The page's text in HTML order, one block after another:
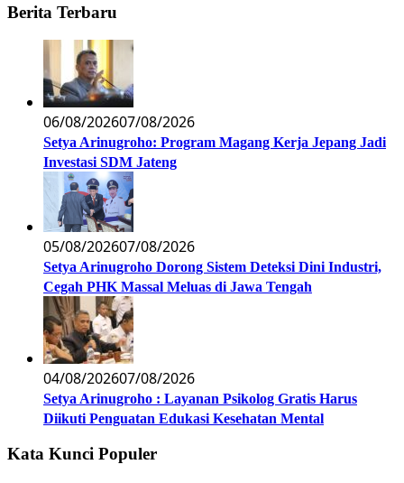
Berita Terbaru
06/08/202607/08/2026
Setya Arinugroho: Program Magang Kerja Jepang Jadi
Investasi SDM Jateng
05/08/202607/08/2026
Setya Arinugroho Dorong Sistem Deteksi Dini Industri,
Cegah PHK Massal Meluas di Jawa Tengah
04/08/202607/08/2026
Setya Arinugroho : Layanan Psikolog Gratis Harus
Diikuti Penguatan Edukasi Kesehatan Mental
Kata Kunci Populer